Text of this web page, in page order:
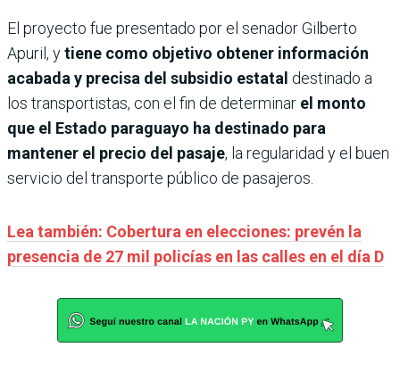
El proyecto fue presentado por el senador Gilberto
Apuril, ytiene como objetivo obtener información
acabada y precisa del subsidio estatal destinado a
los transportistas, con el fin de determinar el monto
que el Estado paraguayo ha destinado para
mantener el precio del pasaje, la regularidad y el buen
servicio del transporte público de pasajeros.
Lea también: Cobertura en elecciones: prevén la
presencia de 27 mil policías en las calles en el día D